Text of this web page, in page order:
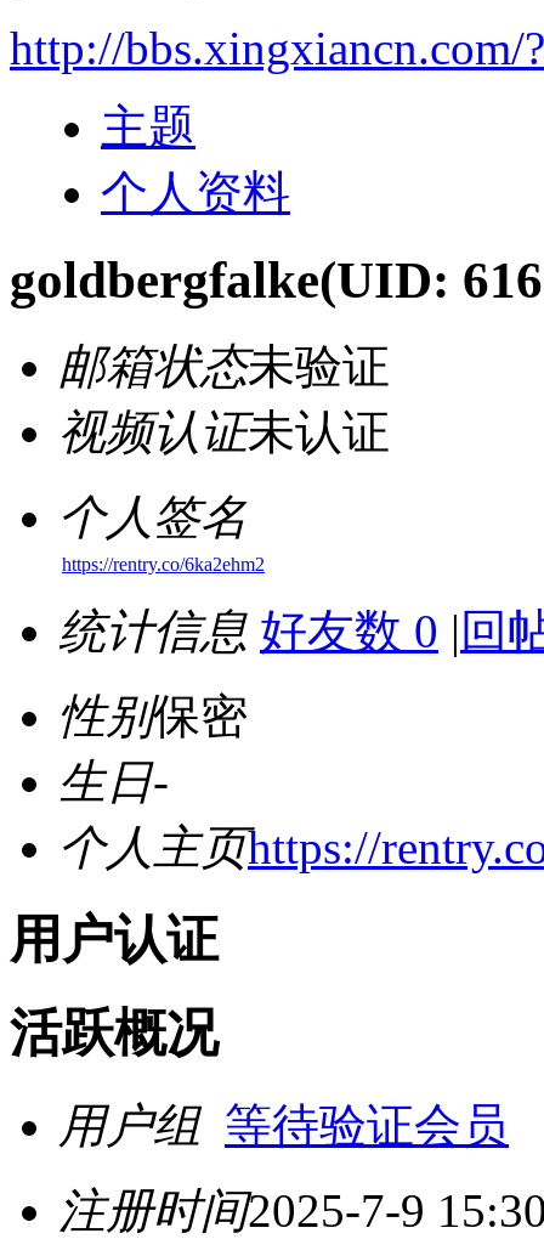
http://bbs.xingxiancn.com/
主题
个人资料
goldbergfalke(UID:
邮箱状态未验证
视频认证未认证
个人签名
https://rentry.co/6ka2ehm2
统计信息 好友数 0 | 回
性别保密
生日-
个人主页https://
用户认证
活跃概况
用户组 等待验证会员
注册时间2025-7-9